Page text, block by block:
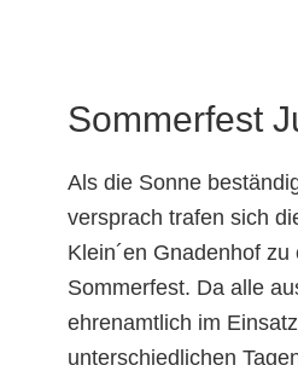
Sommerfest
Als die Sonne
versprach trafen sich
Klein´en Gnadenhof
Sommerfest. Da alle
ehrenamtlich im
unterschiedlichen